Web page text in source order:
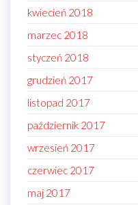
kwiecień 2018
marzec 2018
styczeń 2018
grudzień 2017
listopad 2017
październik 2017
wrzesień 2017
czerwiec 2017
maj 2017